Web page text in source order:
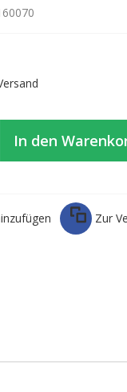
In den
Zur